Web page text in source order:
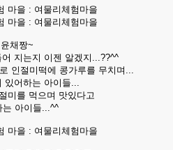
윤채짱~
지는지 이젠 알겠지...??^^
인절미떡에 콩가루를 무치며...
있어하는 아이들...
미를 먹으며 맛있다고
는 아이들...^^